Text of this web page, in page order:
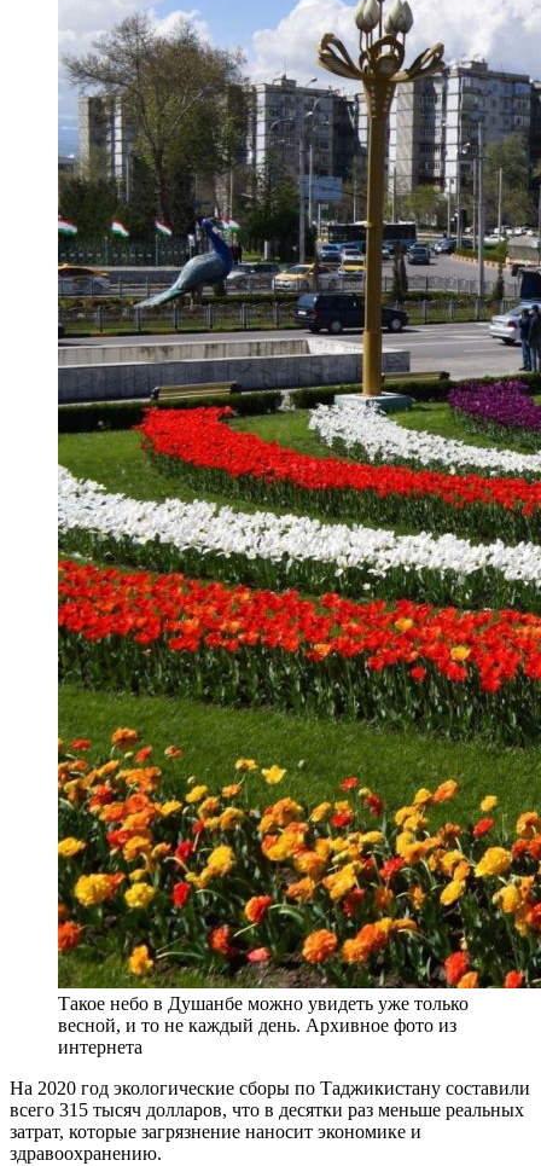
Такое небо в Душанбе можно увидеть уже только
весной, и то не каждый день. Архивное фото из
интернета
На 2020 год экологические сборы по Таджикистану составили
всего 315 тысяч долларов, что в десятки раз меньше реальных
затрат, которые загрязнение наносит экономике и
здравоохранению.